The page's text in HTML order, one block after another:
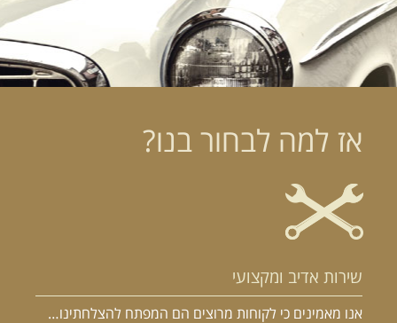
אז למה לבחור בנו?
שירות אדיב ומקצועי
אנו מאמינים כי לקוחות מרוצים הם המפתח להצלחתינו…